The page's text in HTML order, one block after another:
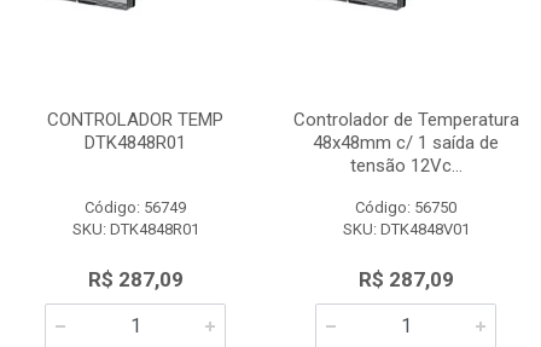
CONTROLADOR TEMP
DTK4848R01
Código: 56749
SKU: DTK4848R01
R$ 287,09
Controlador de Temperatura
48x48mm c/ 1 saída de
tensão 12Vc...
Código: 56750
SKU: DTK4848V01
R$ 287,09